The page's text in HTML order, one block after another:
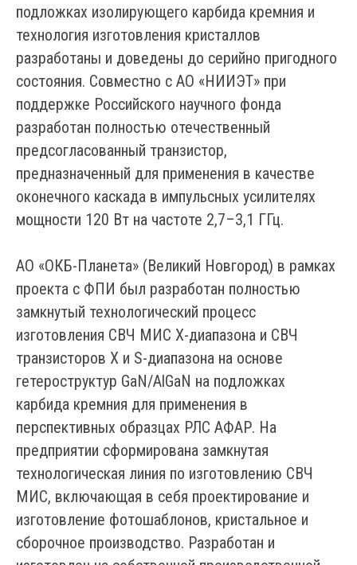
подложках изолирующего карбида кремния и
технология изготовления кристаллов
разработаны и доведены до серийно пригодного
состояния. Совместно с АО «НИИЭТ» при
поддержке Российского научного фонда
разработан полностью отечественный
предсогласованный транзистор,
предназначенный для применения в качестве
оконечного каскада в импульсных усилителях
мощности 120 Вт на частоте 2,7–3,1 ГГц.
АО «ОКБ-Планета» (Великий Новгород) в рамках
проекта с ФПИ был разработан полностью
замкнутый технологический процесс
изготовления СВЧ МИС Х-диапазона и СВЧ
транзисторов Х и S-диапазона на основе
гетероструктур GaN/AlGaN на подложках
карбида кремния для применения в
перспективных образцах РЛС АФАР. На
предприятии сформирована замкнутая
технологическая линия по изготовлению СВЧ
МИС, включающая в себя проектирование и
изготовление фотошаблонов, кристальное и
сборочное производство. Разработан и